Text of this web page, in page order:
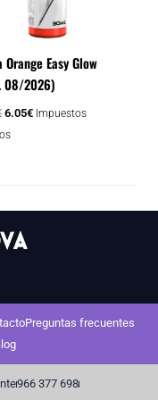
Orange Easy Glow
08/2026)
6.05€ Impuestos
Preguntas frecuentes
966 377 698